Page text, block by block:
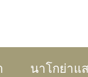
นาโกย่าแ